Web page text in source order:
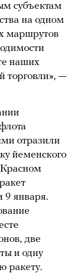
субъектам
на одном
маршрутов
наших
торговли», —
отразили
йеменского
9 января.
две
и одну
ракету.